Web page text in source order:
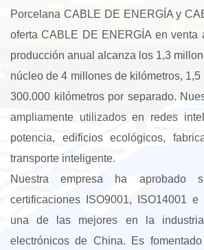
Porcelana CABLE DE ENERGÍAy
ofertaCABLE DE ENERGÍA en venta
producción anual alcanza los 1,3
núcleo de 4 millones de kilómetros,
300.000 kilómetros por separado.
ampliamente utilizados en redes
potencia, edificios ecológicos,
transporte inteligente.
Nuestra empresa ha aprobado
certificaciones ISO9001, ISO14001
una de las mejores en la
electrónicos de China. Es